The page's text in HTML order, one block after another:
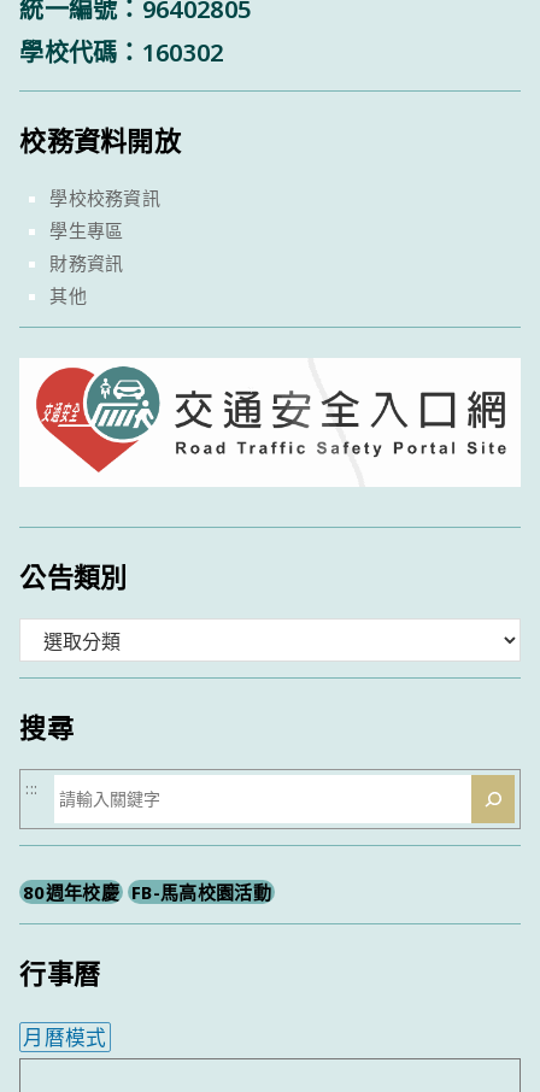
統一編號：96402805
學校代碼：160302
校務資料開放
學校校務資訊
學生專區
財務資訊
其他
公告類別
類
搜尋
搜
尋
:::
80週年校慶 FB-馬高校園活動
行事曆
月曆模式